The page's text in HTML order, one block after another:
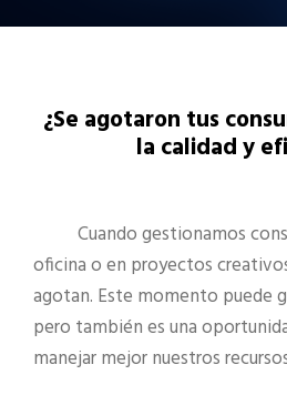
¿Se agotaron tus
la calidad y
Cuando gestionamos
oficina o en proyectos
agotan. Este momento puede
pero también es una
manejar mejor nuestros